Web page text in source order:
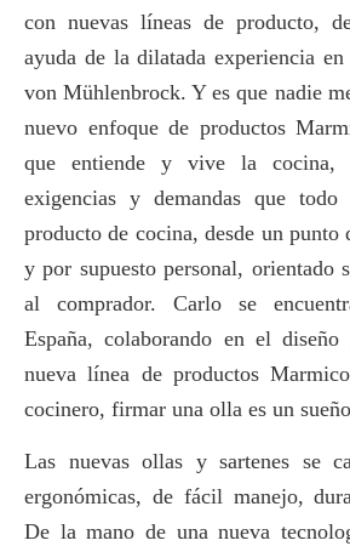
con nuevas líneas de producto,
ayuda de la dilatada experiencia
von Mühlenbrock. Y es que nadie
nuevo enfoque de productos
que entiende y vive la cocina,
exigencias y demandas que
producto de cocina, desde un punto
y por supuesto personal, orientado
al comprador. Carlo se
España, colaborando en el
nueva línea de productos
cocinero, firmar una olla es un
Las nuevas ollas y sartenes se
ergonómicas, de fácil manejo,
De la mano de una nueva